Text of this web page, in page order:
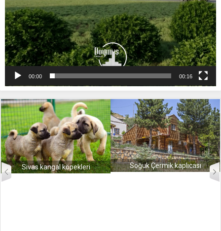
00:00 00:16
Sivas kangal köpekleri Soğuk Çermik kaplıcası